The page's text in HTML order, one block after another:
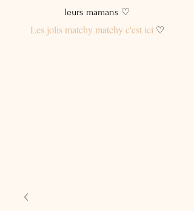
leurs mamans ♡
Les jolis matchy matchy c'est ici♡